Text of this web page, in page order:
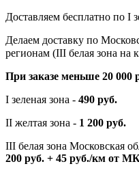
Доставляем бесплатно по I
Делаем доставку по
регионам (III белая зона на
При заказе меньше 20 000
I зеленая зона - 490 руб.
II желтая зона - 1 200 руб.
III белая зона Московская
200 руб. + 45 руб./км от